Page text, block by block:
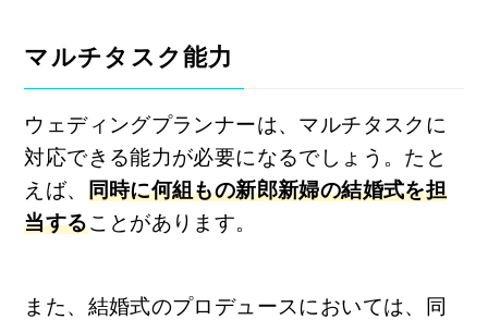
マルチタスク能力
ウェディングプランナーは、マルチタスクに
対応できる能力が必要になるでしょう。たと
えば、 同時に何組もの新郎新婦の結婚式を担
当することがあります。
また、結婚式のプロデュースにおいては、同